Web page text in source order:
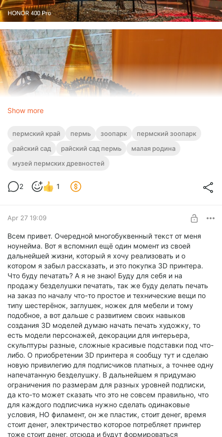
Show more
пермский край пермь зоопарк
пермский зоопарк
райский сад
райский сад пермь
малая родина
музей пермских древностей
2 1
Apr 27 19:09
Всем привет. Очередной многобуквенный текст от меня
ноунейма. Вот я вспомнил ещё один момент из своей
дальнейшей жизни, который я хочу реализовать и о
котором я забыл рассказать, и это покупка 3D принтера.
Что буду печатать? А я не знаю! Буду для себя и на
продажу безделушки печатать, так же буду делать печать
на заказ по началу что-то простое и технические вещи по
типу шестерёнок, заглушек, ножек для мебели и тому
подобное, а вот дальше с развитием своих навыков
создания 3D моделей думаю начать печать художку, то
есть модели персонажей, декорации для интерьера,
скульптуры разные, сложные красивые подставки под что-
либо. О приобретении 3D принтера я сообщу тут и сделаю
новую привилегию для подписчиков платных, а точнее одну
напечатанную безделушку. В дальнейшем я придумаю
ограничения по размерам для разных уровней подписки,
да кто-то может сказать что это не совсем правильно, что
для каждого подписчика нужно сделать одинаковые
условия, НО филамент, он же пластик, стоит денег, время
стоит денег, электричество которое потребляет принтер
тоже стоит денег, отсюда и будут формироваться